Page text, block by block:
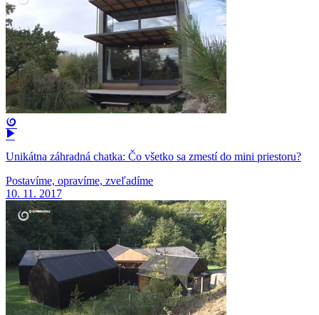
Unikátna záhradná chatka: Čo všetko sa zmestí do mini priestoru?
Postavíme, opravíme, zveľadíme
10. 11. 2017